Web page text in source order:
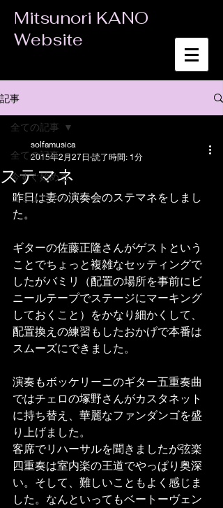
Mitsunori KANO
Website
記事
全ての記事
今すぐ始める
コミュニティ
全ての記事
ステマネ
solfamusica
2015年2月27日 読了時間: 1分
昨日は妻の演奏会のステマネをしまし
た。
ギターの佐藤正隆さんがゲストという
ことでちょっと複雑なセッティングで
したがバミリ（配置の場所を事前にビ
ニールテープでステージにマーキング
しておくこと）をかなり細かくして、
配置換えの練習もしたおかげで本番は
スムーズにできました。
演奏もボッケリーニのギター五重奏曲
ではチェロの塚野さんがカスタネット
に持ち替え、華麗なファンダンゴを盛
り上げました。
客席でリハーサルを聞きましたが弦楽
四重奏は室内楽の王道でやっぱり奥深
い。そして、難しいこともよく感じま
した。なんといってもベートーヴェン